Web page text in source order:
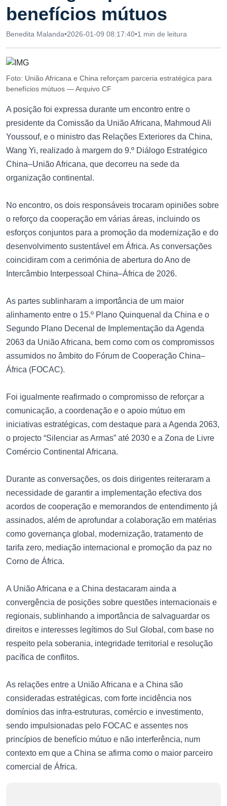
benefícios mútuos
Benedita Malanda•2026-01-09 08:17:40•1 min de leitura
Foto: União Africana e China reforçam parceria estratégica para
benefícios mútuos — Arquivo CF
A posição foi expressa durante um encontro entre o
presidente da Comissão da União Africana, Mahmoud Ali
Youssouf, e o ministro das Relações Exteriores da China,
Wang Yi, realizado à margem do 9.º Diálogo Estratégico
China–União Africana, que decorreu na sede da
organização continental.
No encontro, os dois responsáveis trocaram opiniões sobre
o reforço da cooperação em várias áreas, incluindo os
esforços conjuntos para a promoção da modernização e do
desenvolvimento sustentável em África. As conversações
coincidiram com a cerimónia de abertura do Ano de
Intercâmbio Interpessoal China–África de 2026.
As partes sublinharam a importância de um maior
alinhamento entre o 15.º Plano Quinquenal da China e o
Segundo Plano Decenal de Implementação da Agenda
2063 da União Africana, bem como com os compromissos
assumidos no âmbito do Fórum de Cooperação China–
África (FOCAC).
Foi igualmente reafirmado o compromisso de reforçar a
comunicação, a coordenação e o apoio mútuo em
iniciativas estratégicas, com destaque para a Agenda 2063,
o projecto “Silenciar as Armas” até 2030 e a Zona de Livre
Comércio Continental Africana.
Durante as conversações, os dois dirigentes reiteraram a
necessidade de garantir a implementação efectiva dos
acordos de cooperação e memorandos de entendimento já
assinados, além de aprofundar a colaboração em matérias
como governança global, modernização, tratamento de
tarifa zero, mediação internacional e promoção da paz no
Corno de África.
A União Africana e a China destacaram ainda a
convergência de posições sobre questões internacionais e
regionais, sublinhando a importância de salvaguardar os
direitos e interesses legítimos do Sul Global, com base no
respeito pela soberania, integridade territorial e resolução
pacífica de conflitos.
As relações entre a União Africana e a China são
consideradas estratégicas, com forte incidência nos
domínios das infra-estruturas, comércio e investimento,
sendo impulsionadas pelo FOCAC e assentes nos
princípios de benefício mútuo e não interferência, num
contexto em que a China se afirma como o maior parceiro
comercial de África.